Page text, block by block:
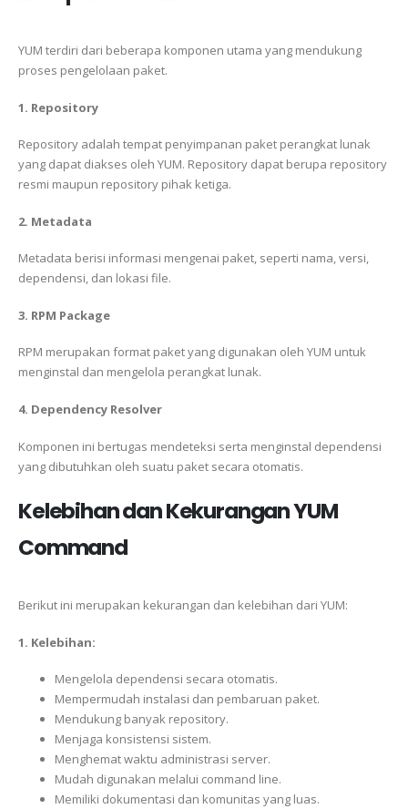
YUM terdiri dari beberapa komponen utama yang mendukung
proses pengelolaan paket.
1. Repository
Repository adalah tempat penyimpanan paket perangkat lunak
yang dapat diakses oleh YUM. Repository dapat berupa repository
resmi maupun repository pihak ketiga.
2. Metadata
Metadata berisi informasi mengenai paket, seperti nama, versi,
dependensi, dan lokasi file.
3. RPM Package
RPM merupakan format paket yang digunakan oleh YUM untuk
menginstal dan mengelola perangkat lunak.
4. Dependency Resolver
Komponen ini bertugas mendeteksi serta menginstal dependensi
yang dibutuhkan oleh suatu paket secara otomatis.
Kelebihan dan Kekurangan YUM
Command
Berikut ini merupakan kekurangan dan kelebihan dari YUM:
1. Kelebihan:
Mengelola dependensi secara otomatis.
Mempermudah instalasi dan pembaruan paket.
Mendukung banyak repository.
Menjaga konsistensi sistem.
Menghemat waktu administrasi server.
Mudah digunakan melalui command line.
Memiliki dokumentasi dan komunitas yang luas.